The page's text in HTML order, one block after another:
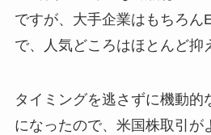
ですが、大手企業はもちろん
で、人気どころはほとんど抑
タイミングを逃さずに機動的
になったので、米国株取引が